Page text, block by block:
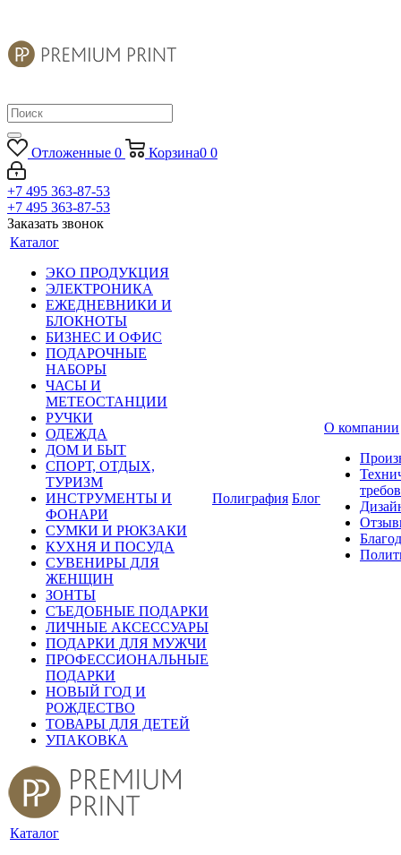
Отложенные 0 Корзина0 0
+7 495 363-87-53
+7 495 363-87-53
Заказать звонок
Каталог
ЭКО ПРОДУКЦИЯ
ЭЛЕКТРОНИКА
ЕЖЕДНЕВНИКИ И
БЛОКНОТЫ
БИЗНЕС И ОФИС
ПОДАРОЧНЫЕ
НАБОРЫ
ЧАСЫ И
МЕТЕОСТАНЦИИ
РУЧКИ
ОДЕЖДА
ДОМ И БЫТ
СПОРТ, ОТДЫХ,
ТУРИЗМ
ИНСТРУМЕНТЫ И
ФОНАРИ
СУМКИ И РЮКЗАКИ
КУХНЯ И ПОСУДА
СУВЕНИРЫ ДЛЯ
ЖЕНЩИН
ЗОНТЫ
СЪЕДОБНЫЕ ПОДАРКИ
ЛИЧНЫЕ АКСЕССУАРЫ
ПОДАРКИ ДЛЯ МУЖЧИ
ПРОФЕССИОНАЛЬНЫЕ
ПОДАРКИ
НОВЫЙ ГОД И
РОЖДЕСТВО
ТОВАРЫ ДЛЯ ДЕТЕЙ
УПАКОВКА
Полиграфия Блог
О компании
Каталог